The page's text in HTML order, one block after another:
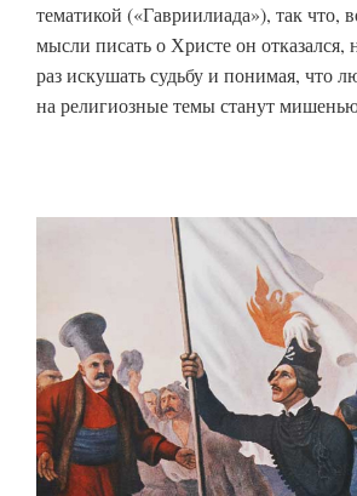
тематикой («Гавриилиада»), так что,
мысли писать о Христе он
раз искушать судьбу и понимая, что
на религиозные темы станут